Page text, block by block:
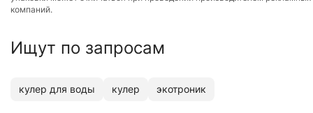
компаний.
Ищут по запросам
кулер для воды кулер экотроник